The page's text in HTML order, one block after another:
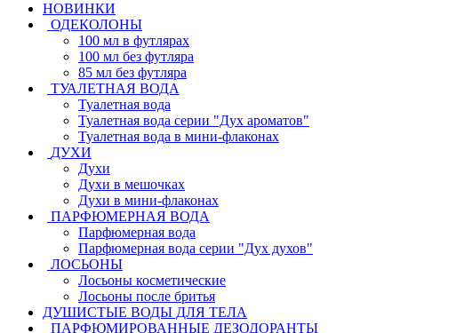
НОВИНКИ
ОДЕКОЛОНЫ
100 мл в футлярах
100 мл без футляра
85 мл без футляра
ТУАЛЕТНАЯ ВОДА
Туалетная вода
Туалетная вода серии "Дух ароматов"
Туалетная вода в мини-флаконах
ДУХИ
Духи
Духи в мешочках
Духи в мини-флаконах
ПАРФЮМЕРНАЯ ВОДА
Парфюмерная вода
Парфюмерная вода серии "Дух духов"
ЛОСЬОНЫ
Лосьоны косметические
Лосьоны после бритья
ДУШИСТЫЕ ВОДЫ ДЛЯ ТЕЛА
ПАРФЮМИРОВАННЫЕ ДЕЗОДОРАНТЫ